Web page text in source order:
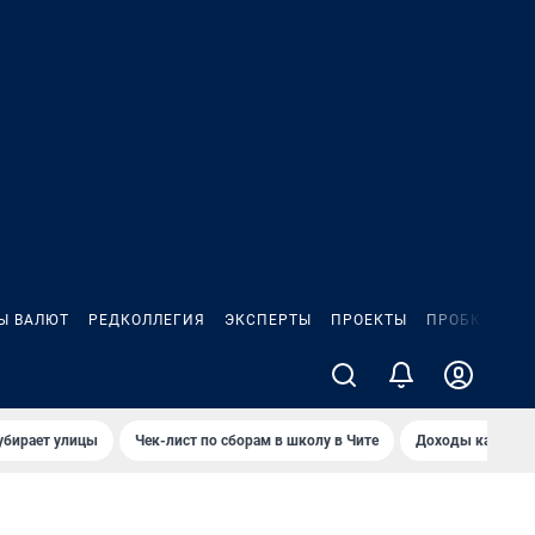
ВАЛЮТ РЕДКОЛЛЕГИЯ ЭКСПЕРТЫ ПРОЕКТЫ ПРОБКИ
улицы Чек-лист по сборам в школу в Чите Доходы